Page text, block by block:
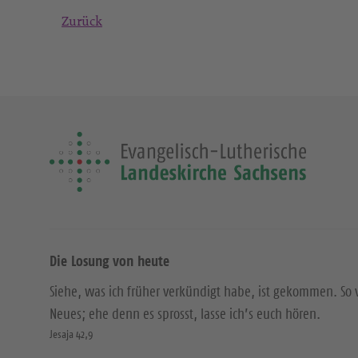
Zurück
Die Losung von heute
Siehe, was ich früher verkündigt habe, ist gekommen. So
Neues; ehe denn es sprosst, lasse ich’s euch hören.
Jesaja 42,9